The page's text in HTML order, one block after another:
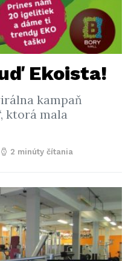
Ekoista!
kampaň
ktorá mala
2 minúty čítania